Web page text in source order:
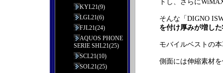
トし、さらに
そんな「DIGNO
を付け厚みが増し
モバイルベストの
側面には伸縮素材
KYL21(9)
LGL21(6)
FJL21(24)
AQUOS PHONE
SERIE SHL21(25)
SCL21(10)
SOL21(25)